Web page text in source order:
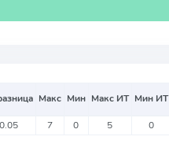
Макс Мин Макс ИТ Мин ИТ
7 0 5 0